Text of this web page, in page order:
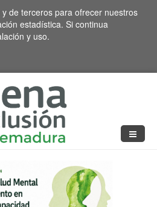
de terceros para ofrecer nuestros
estadística. Si continua
y uso.